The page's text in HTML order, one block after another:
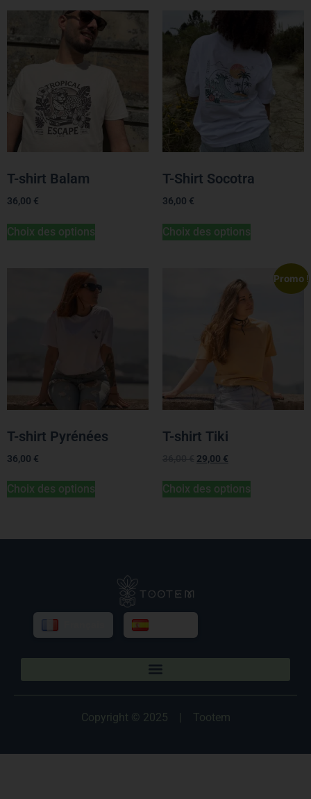
T-shirt Balam
36,00 €
Choix des options
T-Shirt Socotra
36,00 €
Choix des options
T-shirt Pyrénées
36,00 €
Choix des options
Promo !
T-shirt Tiki
29,00 €
Choix des options
Copyright © 2025 Tootem